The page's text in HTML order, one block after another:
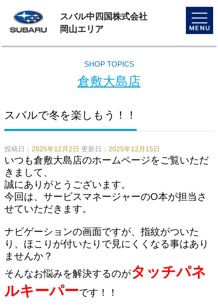
toggle
スバル中四国株式会社
岡山エリア
SHOP TOPICS
倉敷大島店
スバルで冬を楽しもう！！
投稿日： 2025年12月2日 更新日： 2025年12月15日
いつも倉敷大島店のホームページをご覧いただ
きまして、
誠にありがとうございます。
今回は、サービスマネージャーのO本が担当さ
せていただきます。
ナビゲーションの画面ですが、指紋がついた
り、ほこりが付いたりで見にくくなる事はあり
ませんか？
そんなお悩みを解決するのがタッチパネ
ルキーパーです！！